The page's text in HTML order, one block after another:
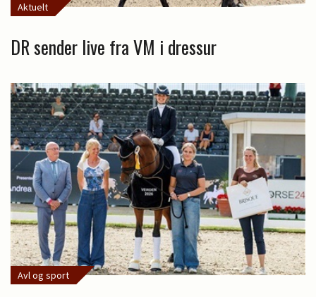
Aktuelt
DR sender live fra VM i dressur
Avl og sport